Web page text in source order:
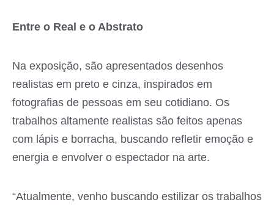
Entre o Real e o Abstrato
Na exposição, são apresentados desenhos
realistas em preto e cinza, inspirados em
fotografias de pessoas em seu cotidiano. Os
trabalhos altamente realistas são feitos apenas
com lápis e borracha, buscando refletir emoção e
energia e envolver o espectador na arte.
“Atualmente, venho buscando estilizar os trabalhos